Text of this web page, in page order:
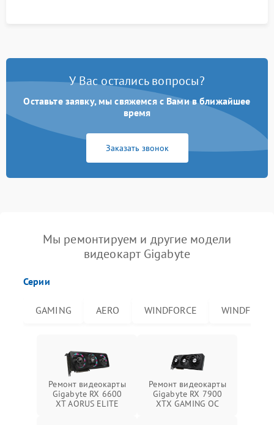
У Вас остались вопросы?
Оставьте заявку, мы свяжемся с Вами в ближайшее
время
Заказать звонок
Мы ремонтируем и другие модели
видеокарт Gigabyte
Серии
GAMING AERO WINDFORCE
Ремонт видеокарты
Gigabyte RX 6600
XT AORUS ELITE
Ремонт видеокарты
Gigabyte RX 7900
XTX GAMING OC